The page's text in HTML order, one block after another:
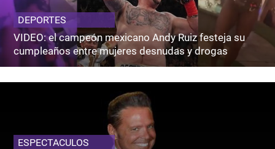
DEPORTES
VIDEO: el campeón mexicano Andy Ruiz festeja su
cumpleaños entre mujeres desnudas y drogas
ESPECTACULOS